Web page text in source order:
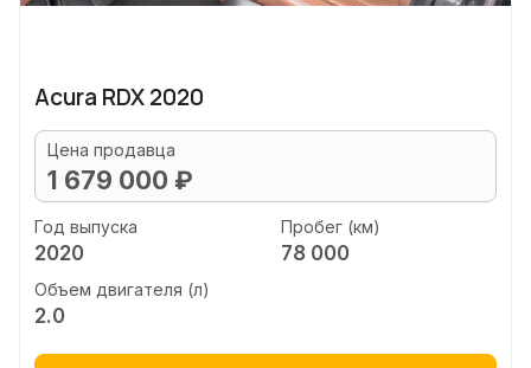
Acura RDX 2020
Цена продавца
1 679 000 ₽
Год выпуска
2020
Пробег (км)
78 000
Объем двигателя (л)
2.0